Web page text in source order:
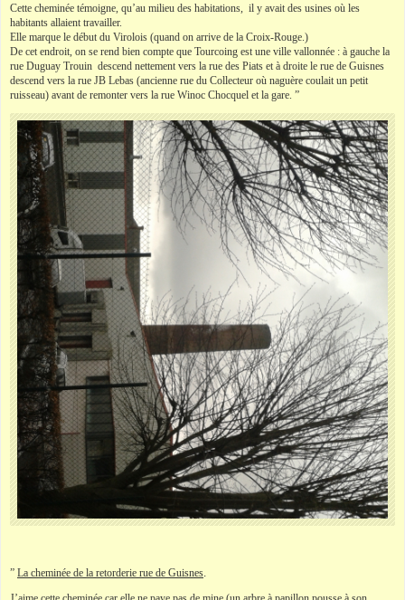
Cette cheminée témoigne, qu’au milieu des habitations, il y avait des usines où les
habitants allaient travailler.
Elle marque le début du Virolois (quand on arrive de la Croix-Rouge.)
De cet endroit, on se rend bien compte que Tourcoing est une ville vallonnée : à gauche la
rue Duguay Trouin descend nettement vers la rue des Piats et à droite le rue de Guisnes
descend vers la rue JB Lebas (ancienne rue du Collecteur où naguère coulait un petit
ruisseau) avant de remonter vers la rue Winoc Chocquel et la gare. ”
” La cheminée de la retorderie rue de Guisnes